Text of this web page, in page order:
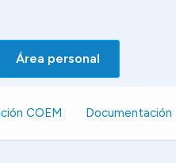
Área personal
COEM Documentación